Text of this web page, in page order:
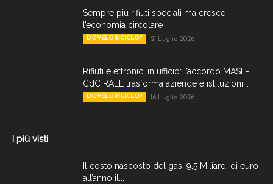
Sempre più rifiuti speciali ma cresce
l’economia circolare
DOVELORICICLO? 21 Luglio 2026
Rifiuti elettronici in ufficio: l’accordo MASE-
CdC RAEE trasforma aziende e istituzioni...
DOVELORICICLO? 16 Luglio 2026
I più visti
Il costo nascosto del gas: 9,5 Miliardi di euro
all’anno il...